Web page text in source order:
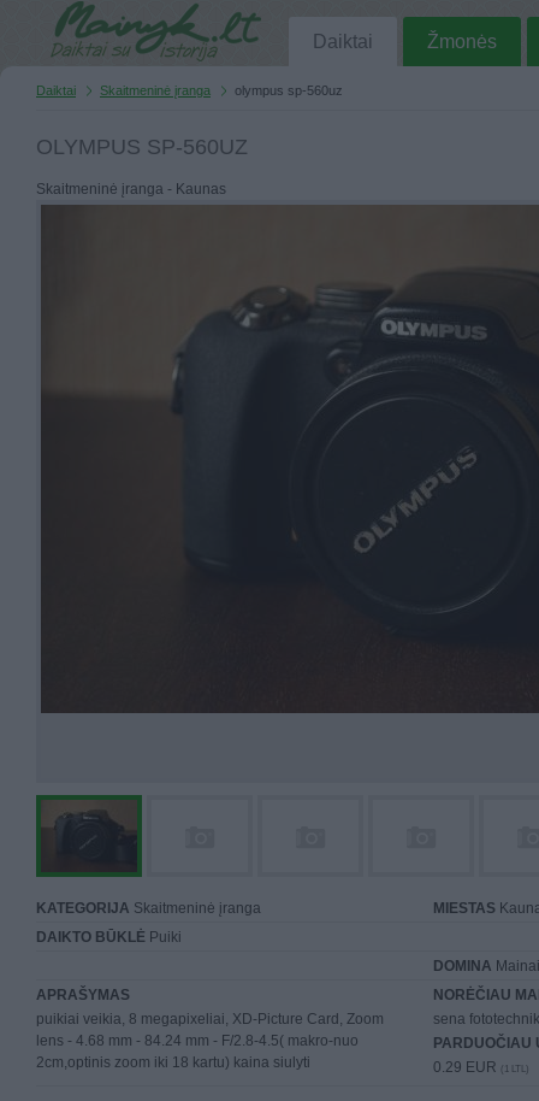
Daiktai Žmonės
Daiktai Skaitmeninė įranga olympus sp-560uz
OLYMPUS SP-560UZ
Skaitmeninė įranga - Kaunas
KATEGORIJA Skaitmeninė įranga MIESTAS
DAIKTO BŪKLĖ Puiki
DOMINA
APRAŠYMAS
puikiai veikia, 8 megapixeliai, XD-Picture Card, Zoom
lens - 4.68 mm - 84.24 mm - F/2.8-4.5( makro-nuo
2cm,optinis zoom iki 18 kartu) kaina siulyti
NORĖČIAU
sena
PARDUOČIAU
0.29 EUR (1 LTL)